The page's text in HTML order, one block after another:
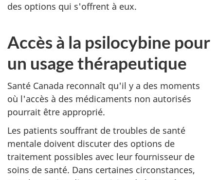
des options qui s'offrent à eux.
Accès à la psilocybine pour
un usage thérapeutique
Santé Canada reconnaît qu'il y a des moments
où l'accès à des médicaments non autorisés
pourrait être approprié.
Les patients souffrant de troubles de santé
mentale doivent discuter des options de
traitement possibles avec leur fournisseur de
soins de santé. Dans certaines circonstances,